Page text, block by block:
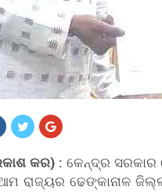
କର) : କେନ୍ଦ୍ର ସରକାର
ରାଜ୍ୟର ଢେଙ୍କାନାଳ